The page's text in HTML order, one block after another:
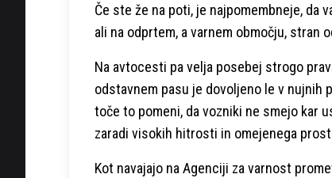
Če ste že na poti, je najpomembneje, da
ali na odprtem, a varnem območju, stran
Na avtocesti pa velja posebej strogo
odstavnem pasu je dovoljeno le v nujnih
toče to pomeni, da vozniki ne smejo kar
zaradi visokih hitrosti in omejenega
Kot navajajo na Agenciji za varnost